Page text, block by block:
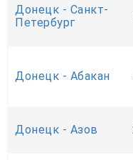
Донецк - Санкт-
Петербург
Донецк - Абакан
Донецк - Азов